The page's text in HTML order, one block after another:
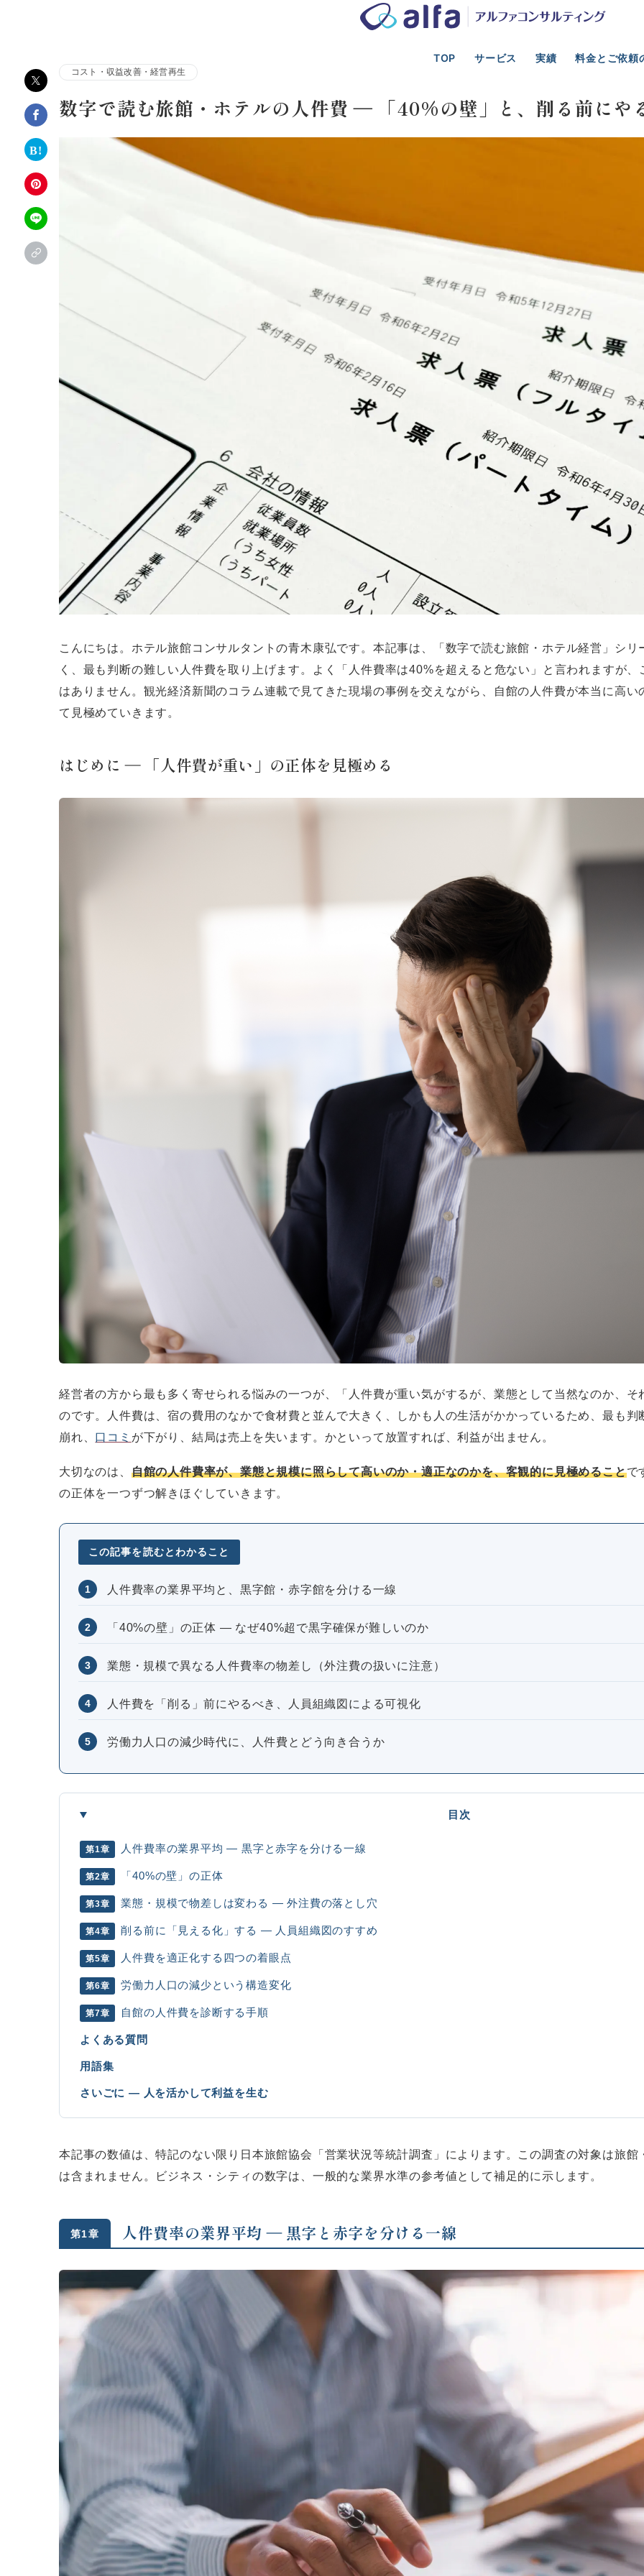
TOP サービス 実績 料金とご依頼
株式会社アルファコンサルティング｜ホテル・旅館・観光業の事業計画、新規事業、資金調達、M&A支援
コスト・収益改善・経営再生
数字で読む旅館・ホテルの人件費 ― 「40%の壁」と、削る前にや
こんにちは。ホテル旅館コンサルタントの青木康弘です。本記事は、「数字で読む旅館・ホテル経営」シ
く、最も判断の難しい人件費を取り上げます。よく「人件費率は40%を超えると危ない」と言われますが
はありません。観光経済新聞のコラム連載で見てきた現場の事例を交えながら、自館の人件費が本当に高
て見極めていきます。
はじめに ― 「人件費が重い」の正体を見極める
経営者の方から最も多く寄せられる悩みの一つが、「人件費が重い気がするが、業態として当然なのか、
のです。人件費は、宿の費用のなかで食材費と並んで大きく、しかも人の生活がかかっているため、最も
崩れ、 口コミ が下がり、結局は売上を失います。かといって放置すれば、利益が出ません。
大切なのは、 自館の人件費率が、業態と規模に照らして高いのか・適正なのかを、客観的に見極めることで
の正体を一つずつ解きほぐしていきます。
この記事を読むとわかること
1 人件費率の業界平均と、黒字館・赤字館を分ける一線
2 「40%の壁」の正体 ― なぜ40%超で黒字確保が難しいのか
3 業態・規模で異なる人件費率の物差し（外注費の扱いに注意）
4 人件費を「削る」前にやるべき、人員組織図による可視化
5 労働力人口の減少時代に、人件費とどう向き合うか
目次
第1章 人件費率の業界平均 ― 黒字と赤字を分ける一線
第2章 「40%の壁」の正体
第3章 業態・規模で物差しは変わる ― 外注費の落とし穴
第4章 削る前に「見える化」する ― 人員組織図のすすめ
第5章 人件費を適正化する四つの着眼点
第6章 労働力人口の減少という構造変化
第7章 自館の人件費を診断する手順
よくある質問
用語集
さいごに ― 人を活かして利益を生む
本記事の数値は、特記のない限り日本旅館協会「営業状況等統計調査」によります。この調査の対象は旅
は含まれません。ビジネス・シティの数字は、一般的な業界水準の参考値として補足的に示します。
第1章 人件費率の業界平均 ― 黒字と赤字を分ける一線